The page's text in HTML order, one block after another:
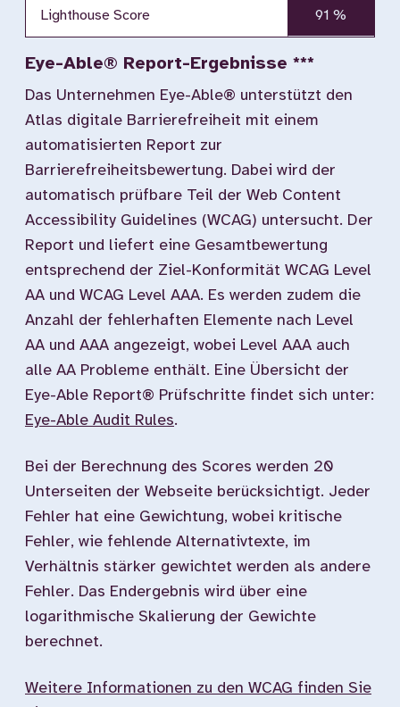
Lighthouse Score 91 %
Eye-Able® Report-Ergebnisse ***
Das Unternehmen Eye-Able® unterstützt den
Atlas digitale Barrierefreiheit mit einem
automatisierten Report zur
Barrierefreiheitsbewertung. Dabei wird der
automatisch prüfbare Teil der Web Content
Accessibility Guidelines (WCAG) untersucht. Der
Report und liefert eine Gesamtbewertung
entsprechend der Ziel-Konformität WCAG Level
AA und WCAG Level AAA. Es werden zudem die
Anzahl der fehlerhaften Elemente nach Level
AA und AAA angezeigt, wobei Level AAA auch
alle AA Probleme enthält. Eine Übersicht der
Eye-Able Report® Prüfschritte findet sich unter:
Eye-Able Audit Rules.
Bei der Berechnung des Scores werden 20
Unterseiten der Webseite berücksichtigt. Jeder
Fehler hat eine Gewichtung, wobei kritische
Fehler, wie fehlende Alternativtexte, im
Verhältnis stärker gewichtet werden als andere
Fehler. Das Endergebnis wird über eine
logarithmische Skalierung der Gewichte
berechnet.
Weitere Informationen zu den WCAG finden Sie